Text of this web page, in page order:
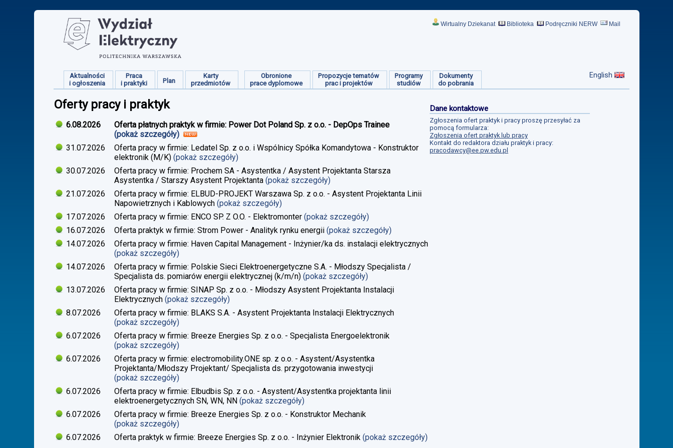
Wirtualny Dziekanat Biblioteka Podręczniki NERW Mail
Aktualności
i ogłoszenia
Praca
i praktyki
Plan
Karty
przedmiotów
Obronione
prace dyplomowe
Propozycje tematów
prac i projektów
Programy
studiów
Dokumenty
do pobrania
English
Oferty pracy i praktyk
6.08.2026
Oferta płatnych praktyk w firmie: Power Dot Poland Sp. z o.o. - DepOps Trainee
(pokaż szczegóły)
31.07.2026
Oferta pracy w firmie: Ledatel Sp. z o.o. i Wspólnicy Spółka Komandytowa - Konstruktor
elektronik (M/K) (pokaż szczegóły)
30.07.2026
Oferta pracy w firmie: Prochem SA - Asystentka / Asystent Projektanta Starsza
Asystentka / Starszy Asystent Projektanta (pokaż szczegóły)
21.07.2026
Oferta pracy w firmie: ELBUD-PROJEKT Warszawa Sp. z o.o. - Asystent Projektanta Linii
Napowietrznych i Kablowych (pokaż szczegóły)
17.07.2026
Oferta pracy w firmie: ENCO SP. Z O.O. - Elektromonter (pokaż szczegóły)
16.07.2026
Oferta praktyk w firmie: Strom Power - Analityk rynku energii (pokaż szczegóły)
14.07.2026
Oferta pracy w firmie: Haven Capital Management - Inżynier/ka ds. instalacji elektrycznych
(pokaż szczegóły)
14.07.2026
Oferta pracy w firmie: Polskie Sieci Elektroenergetyczne S.A. - Młodszy Specjalista /
Specjalista ds. pomiarów energii elektrycznej​ (k/m/n) (pokaż szczegóły)
13.07.2026
Oferta pracy w firmie: SINAP Sp. z o.o. - Młodszy Asystent Projektanta Instalacji
Elektrycznych (pokaż szczegóły)
8.07.2026
Oferta pracy w firmie: BLAKS S.A. - Asystent Projektanta Instalacji Elektrycznych
(pokaż szczegóły)
6.07.2026
Oferta pracy w firmie: Breeze Energies Sp. z o.o. - Specjalista Energoelektronik
(pokaż szczegóły)
6.07.2026
Oferta pracy w firmie: electromobility.ONE sp. z o.o. - Asystent/Asystentka
Projektanta/Młodszy Projektant/ Specjalista ds. przygotowania inwestycji
(pokaż szczegóły)
6.07.2026
Oferta pracy w firmie: Elbudbis Sp. z o.o. - Asystent/Asystentka projektanta linii
elektroenergetycznych SN, WN, NN (pokaż szczegóły)
6.07.2026
Oferta pracy w firmie: Breeze Energies Sp. z o.o. - Konstruktor Mechanik
(pokaż szczegóły)
6.07.2026
Oferta praktyk w firmie: Breeze Energies Sp. z o.o. - Inżynier Elektronik (pokaż szczegóły)
Dane kontaktowe
Zgłoszenia ofert praktyk i pracy proszę przesyłać za
pomocą formularza:
Zgłoszenia ofert praktyk lub pracy
Kontakt do redaktora działu praktyk i pracy:
pracodawcy@ee.pw.edu.pl